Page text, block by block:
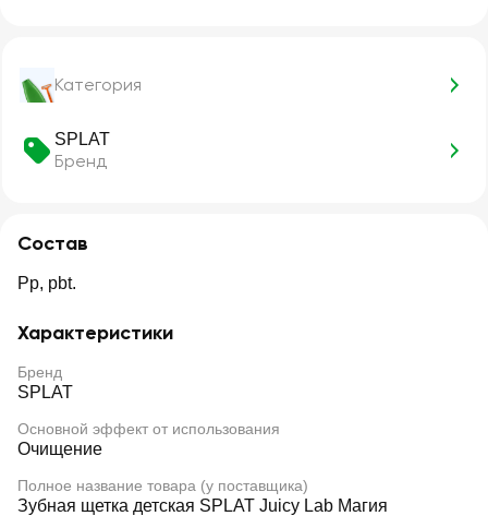
Категория
SPLAT
Бренд
Состав
Pp, pbt.
Характеристики
Бренд
SPLAT
Основной эффект от использования
Очищение
Полное название товара (у поставщика)
Зубная щетка детская SPLAT Juicy Lab Магия